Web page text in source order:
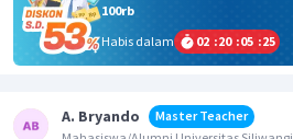
100rb
Habis dalam
02 :20 :05 :25
A. Bryando
Master Teacher